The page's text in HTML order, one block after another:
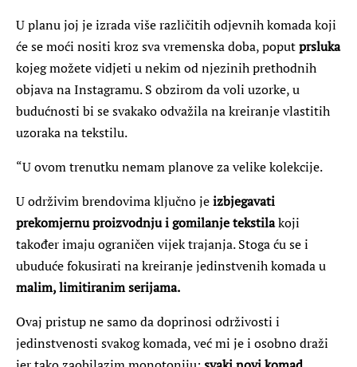
U planu joj je izrada više različitih odjevnih komada koji
će se moći nositi kroz sva vremenska doba, poputprsluka
kojeg možete vidjeti u nekim od njezinih prethodnih
objava na Instagramu. S obzirom da voli uzorke, u
budućnosti bi se svakako odvažila na kreiranje vlastitih
uzoraka na tekstilu.
“U ovom trenutku nemam planove za velike kolekcije.
U održivim brendovima ključno jeizbjegavati
prekomjernu proizvodnju i gomilanje tekstilakoji
također imaju ograničen vijek trajanja. Stoga ću se i
ubuduće fokusirati na kreiranje jedinstvenih komada u
malim, limitiranim serijama.
Ovaj pristup ne samo da doprinosi održivosti i
jedinstvenosti svakog komada, već mi je i osobno draži